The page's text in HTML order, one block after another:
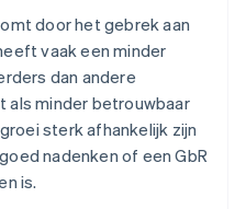
door het gebrek aan
vaak een minder
dan andere
als minder betrouwbaar
sterk afhankelijk zijn
nadenken of een GbR
is.